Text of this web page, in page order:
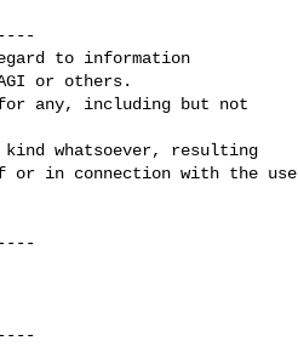
to information
or others.
any, including but not
whatsoever, resulting
in connection with the use